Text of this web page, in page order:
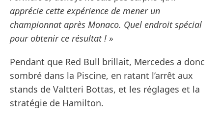
apprécie cette expérience de mener un
championnat après Monaco. Quel endroit spécial
pour obtenir ce résultat ! »
Pendant que Red Bull brillait, Mercedes a donc
sombré dans la Piscine, en ratant l’arrêt aux
stands de Valtteri Bottas, et les réglages et la
stratégie de Hamilton.